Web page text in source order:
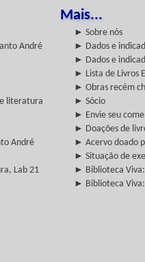
Mais...
► Sobre nós
André
► Dados e
► Dados e
► Lista de Livros
► Obras recém
literatura
► Sócio
► Envie seu
► Doações de
André
► Acervo doado
► Situação de
Lab 21
► Biblioteca
► Biblioteca